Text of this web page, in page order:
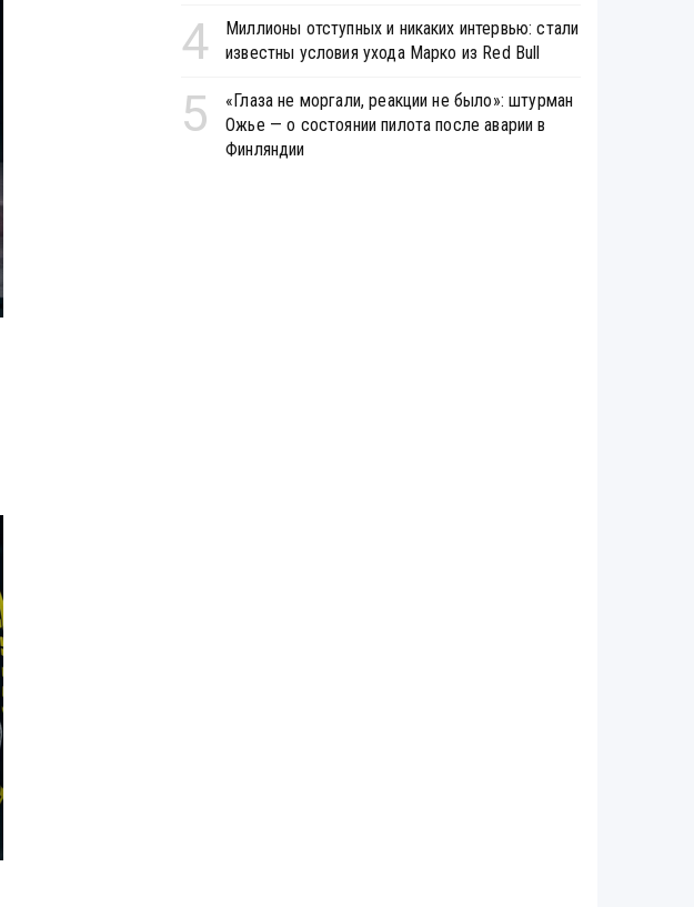
4
Миллионы отступных и никаких интервью: стали
известны условия ухода Марко из Red Bull
5
«Глаза не моргали, реакции не было»: штурман
Ожье — о состоянии пилота после аварии в
Финляндии